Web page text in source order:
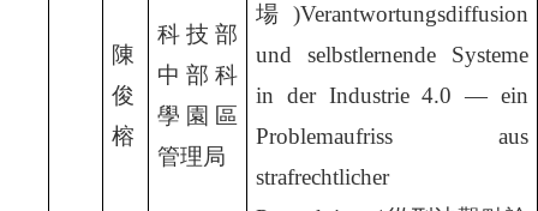
陳
俊
榕
科技部
中部科
學園區
管理局
場)Verantwortungsdiffusion
und selbstlernende Systeme
in der Industrie 4.0 — ein
Problemaufriss aus
strafrechtlicher